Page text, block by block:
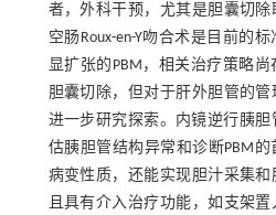
者，外科干预，尤其是胆囊切
空肠Roux-en-Y吻合术是目前的
显扩张的PBM，相关治疗策略
胆囊切除，但对于肝外胆管的
进一步研究探索。内镜逆行胰胆
估胰胆管结构异常和诊断PBM
病变性质，还能实现胆汁采集和
且具有介入治疗功能，如支架